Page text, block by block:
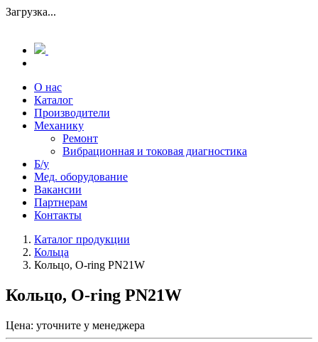
Загрузка...
О нас
Каталог
Производители
Механику
Ремонт
Вибрационная и токовая диагностика
Б/у
Мед. оборудование
Вакансии
Партнерам
Контакты
Каталог продукции
Кольца
Кольцо, O-ring PN21W
Кольцо, O-ring PN21W
Цена: уточните у менеджера